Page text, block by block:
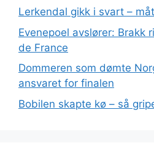
Lerkendal gikk i svart –
Evenepoel avslører: Brakk
de France
Dommeren som dømte
ansvaret for finalen
Bobilen skapte kø – så